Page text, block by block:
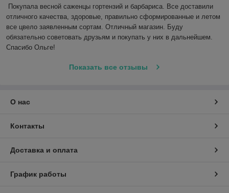
Покупала весной саженцы гортензий и барбариса. Все доставили
отличного качества, здоровые, правильно сформированные и летом
все цвело заявленным сортам. Отличный магазин. Буду
обязательно советовать друзьям и покупать у них в дальнейшем.
Спасибо Ольге!
Показать все отзывы
О нас
Контакты
Доставка и оплата
График работы